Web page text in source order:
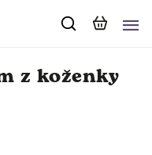
z koženky